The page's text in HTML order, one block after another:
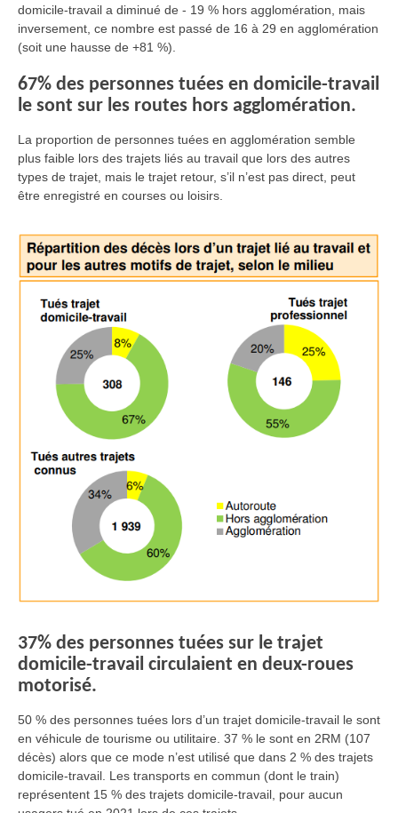
domicile-travail a diminué de - 19 % hors agglomération, mais
inversement, ce nombre est passé de 16 à 29 en agglomération
(soit une hausse de +81 %)
67% des personnes tuées en domicile-travail
le sont sur les routes hors agglomération.
La proportion de personnes tuées en agglomération semble
plus faible lors des trajets liés au travail que lors des autres
types de trajet, mais le trajet retour, s’il n’est pas direct, peut
être enregistré en courses ou loisirs.
37% des personnes tuées sur le trajet
domicile-travail circulaient en deux-roues
motorisé.
50 % des personnes tuées lors d’un trajet domicile-travail le sont
en véhicule de tourisme ou utilitaire. 37 % le sont en 2RM (107
décès) alors que ce mode n’est utilisé que dans 2 % des trajets
domicile-travail. Les transports en commun (dont le train)
représentent 15 % des trajets domicile-travail, pour aucun